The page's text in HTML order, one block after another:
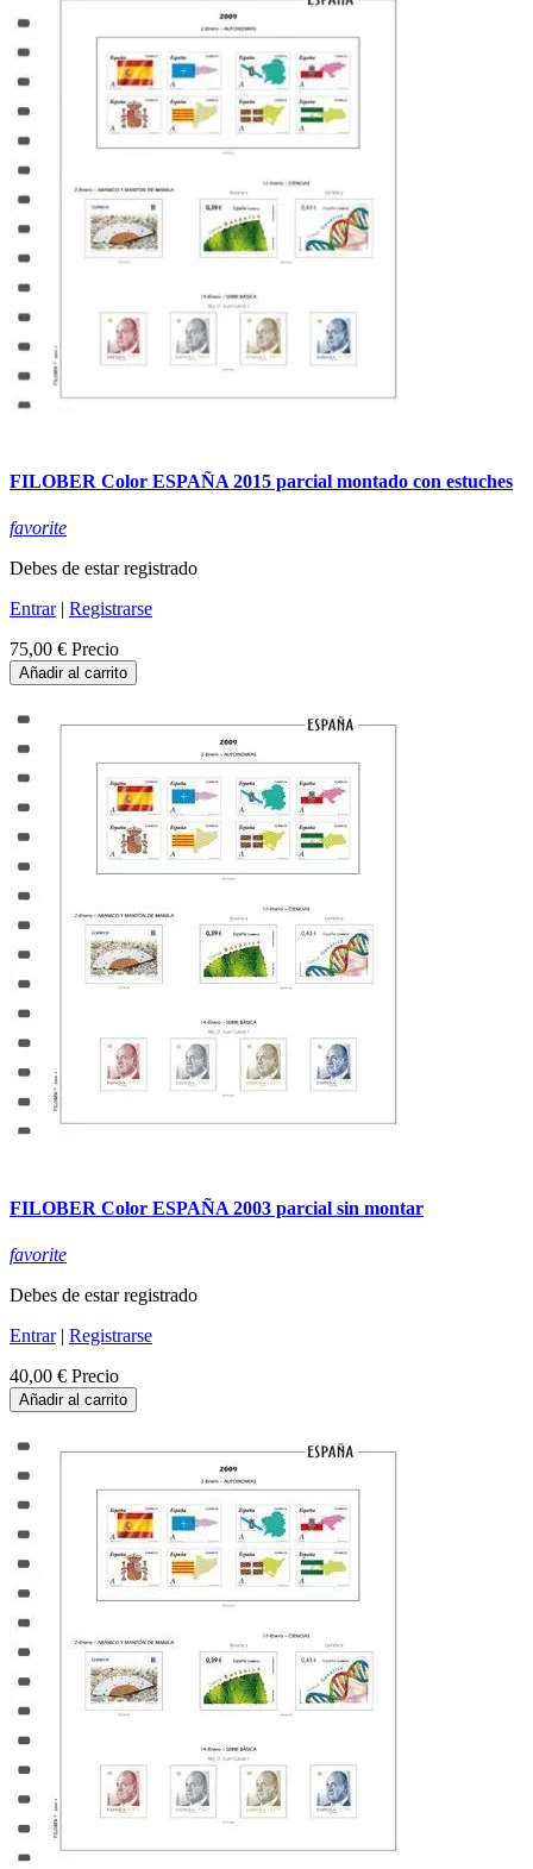
FILOBER Color ESPAÑA 2015 parcial montado con estuches
favorite
Debes de estar registrado
Entrar| Registrarse
75,00 € Precio
Añadir al carrito
FILOBER Color ESPAÑA 2003 parcial sin montar
favorite
Debes de estar registrado
Entrar| Registrarse
40,00 € Precio
Añadir al carrito